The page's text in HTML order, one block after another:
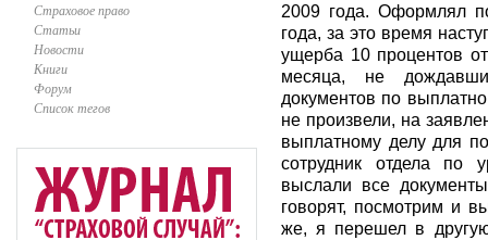
Страховое право
Статьи
Новости
Книги
Форум
Список тегов
2009 года. Оформлял
года, за это время
ущерба 10 процентов
месяца, не
документов по
не произвели, на
выплатному делу для
сотрудник отдела по
выслали все
говорят, посмотрим и
же, я перешел в